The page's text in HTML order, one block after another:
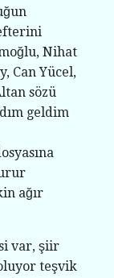
Nihat
Can Yücel,
sözü
geldim
ağır
var, şiir
teşvik